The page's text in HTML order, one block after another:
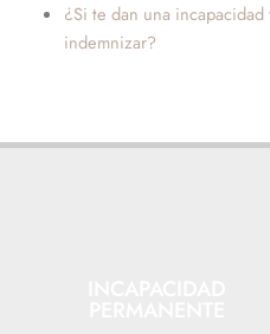
¿Si te dan una
indemnizar?